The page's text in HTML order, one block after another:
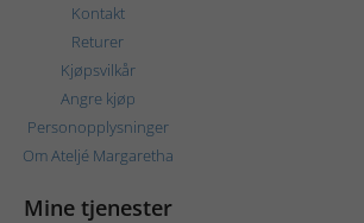
Kontakt
Returer
Kjøpsvilkår
Angre kjøp
Personopplysninger
Om Ateljé Margaretha
Mine tjenester